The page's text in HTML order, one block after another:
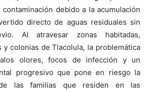
debido a la acumulación
directo de aguas residuales sin
Al atravesar zonas habitadas,
y colonias de Tlacolula, la problemática
olores, focos de infección y un
progresivo que pone en riesgo la
las familias que residen en las